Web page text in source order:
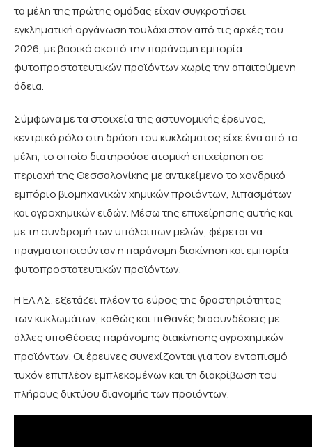
τα μέλη της πρώτης ομάδας είχαν συγκροτήσει
εγκληματική οργάνωση τουλάχιστον από τις αρχές του
2026, με βασικό σκοπό την παράνομη εμπορία
φυτοπροστατευτικών προϊόντων χωρίς την απαιτούμενη
άδεια.
Σύμφωνα με τα στοιχεία της αστυνομικής έρευνας,
κεντρικό ρόλο στη δράση του κυκλώματος είχε ένα από τα
μέλη, το οποίο διατηρούσε ατομική επιχείρηση σε
περιοχή της Θεσσαλονίκης με αντικείμενο το χονδρικό
εμπόριο βιομηχανικών χημικών προϊόντων, λιπασμάτων
και αγροχημικών ειδών. Μέσω της επιχείρησης αυτής και
με τη συνδρομή των υπόλοιπων μελών, φέρεται να
πραγματοποιούνταν η παράνομη διακίνηση και εμπορία
φυτοπροστατευτικών προϊόντων.
Η ΕΛ.ΑΣ. εξετάζει πλέον το εύρος της δραστηριότητας
των κυκλωμάτων, καθώς και πιθανές διασυνδέσεις με
άλλες υποθέσεις παράνομης διακίνησης αγροχημικών
προϊόντων. Οι έρευνες συνεχίζονται για τον εντοπισμό
τυχόν επιπλέον εμπλεκομένων και τη διακρίβωση του
πλήρους δικτύου διανομής των προϊόντων.